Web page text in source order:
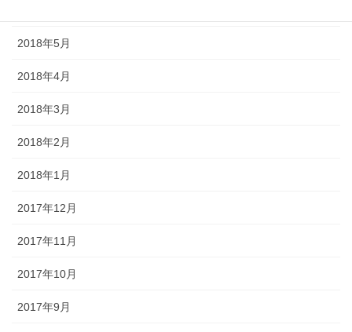
2018年5月
2018年4月
2018年3月
2018年2月
2018年1月
2017年12月
2017年11月
2017年10月
2017年9月